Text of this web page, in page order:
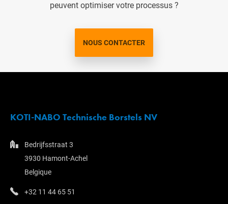
peuvent optimiser votre processus ?
NOUS CONTACTER
KOTI-NABO Technische Borstels NV
Bedrijfsstraat 3
3930 Hamont-Achel
Belgique
+32 11 44 65 51